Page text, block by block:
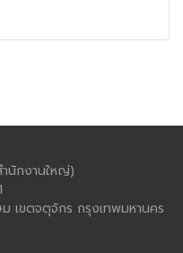
นักงานใหญ่)
เขตจตุจักร กรุงเทพมหานคร